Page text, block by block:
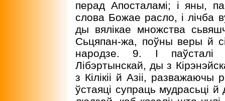
перад Апосталамі; і яны,
слова Божае расло, і лічба
ды вялікае множства
Сьцяпан-жа, поўны веры й
народзе. 9. I паўсталі
Лібэртынскай, ды з
з Кілікіі й Азіі,
ўстаяці супраць мудрасьці